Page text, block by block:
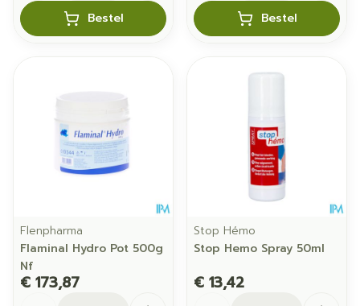
Bestel Bestel
Flenpharma
Flaminal Hydro Pot 500g
Nf
€ 173,87
Stop Hémo
Stop Hemo Spray 50ml
€ 13,42